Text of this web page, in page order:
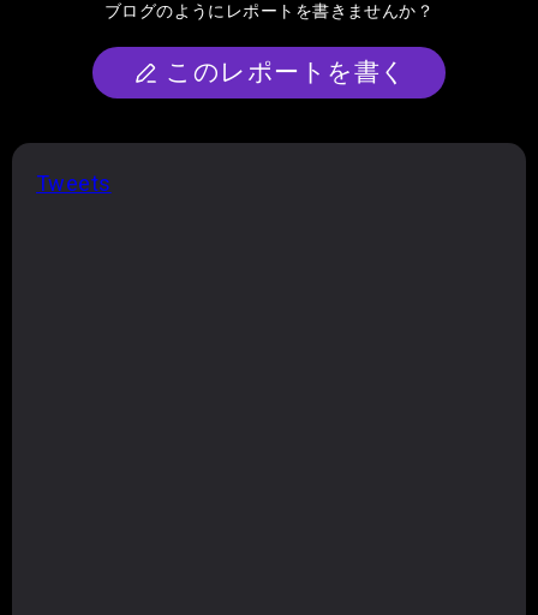
ブログのようにレポートを書きませんか？
このレポートを書く
Tweets